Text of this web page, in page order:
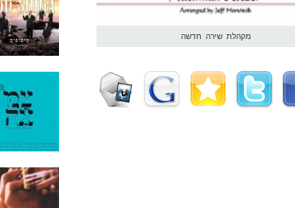
מקהלת שירה חדשה